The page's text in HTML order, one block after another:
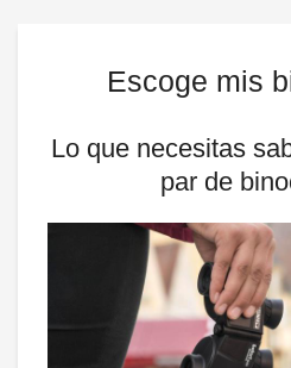
Escoge mis
Lo que necesitas
par de